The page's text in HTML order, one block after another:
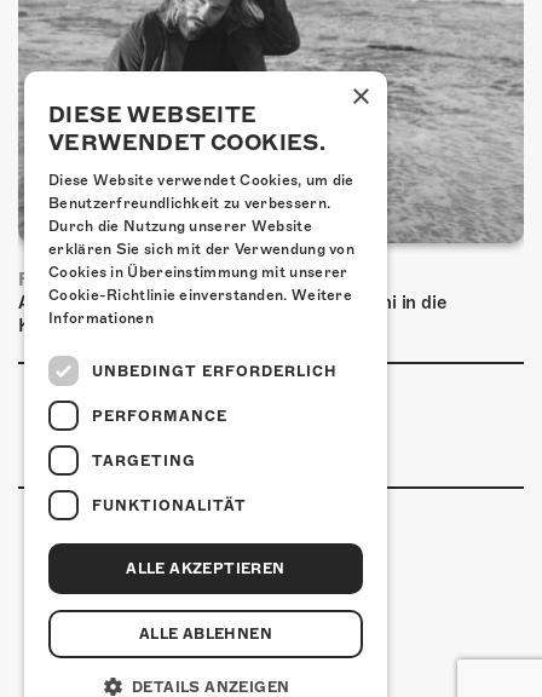
FRISCH BESTÄTIGT: BASCHI
Am Samstag, 29. Januar 2027 kommt Baschi in die
Kulturfabrik Kofmehl!
Kulturfabrik Kofmehl
Kofmehlweg 1
+41 32 621 20 60
×
DIESE WEBSEITE
VERWENDET COOKIES.
Diese Website verwendet Cookies, um die
Benutzerfreundlichkeit zu verbessern.
Durch die Nutzung unserer Website
erklären Sie sich mit der Verwendung von
Cookies in Übereinstimmung mit unserer
Cookie-Richtlinie einverstanden. Weitere
Informationen
UNBEDINGT ERFORDERLICH
PERFORMANCE
TARGETING
FUNKTIONALITÄT
ALLE AKZEPTIEREN
ALLE ABLEHNEN
DETAILS ANZEIGEN